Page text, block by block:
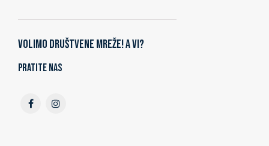
Volimo društvene mreže! A vi?
Pratite nas